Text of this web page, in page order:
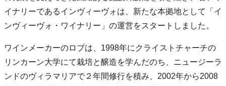
イナリーであるインヴィーヴォは、新たな本拠地として「イ
ンヴィーヴォ・ワイナリー」の運営をスタートしました。
ワインメーカーのロブは、1998年にクライストチャーチの
リンカーン大学にて栽培と醸造を学んだのち、ニュージーラ
ンドのヴィラマリアで２年間修行を積み、2002年から2008